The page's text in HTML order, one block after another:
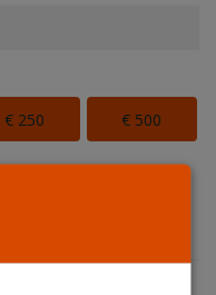
€ 250 € 500
en betaal € 0,40